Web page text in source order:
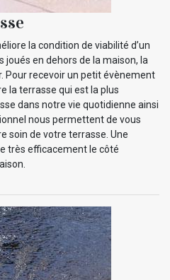
la condition de viabilité d’un
joués en dehors de la maison, la
Pour recevoir un petit évènement
la terrasse qui est la plus
dans notre vie quotidienne ainsi
nous permettent de vous
soin de votre terrasse. Une
très efficacement le côté